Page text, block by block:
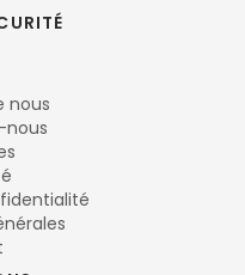
nous